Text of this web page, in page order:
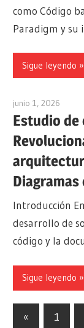
como Código
Paradigm y su
Sigue leyendo
junio 1, 2026
Estudio de
Diagramas
Introducción
desarrollo de
código y la
Sigue leyendo
« Entradas
1